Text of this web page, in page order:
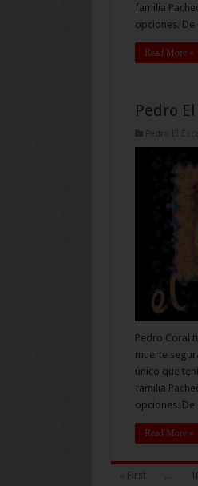
familia
opciones.
Read More »
Pedro
Pedro El
Pedro Coral
muerte
único que
familia
opciones.
Read More »
« First ...